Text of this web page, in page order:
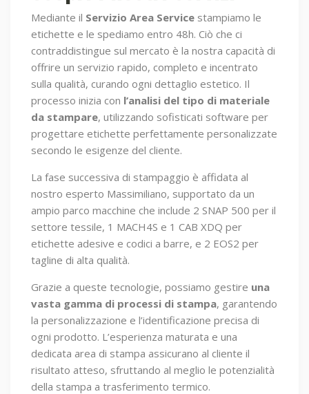
Mediante il Servizio Area Service stampiamo le
etichette e le spediamo entro 48h. Ciò che ci
contraddistingue sul mercato è la nostra capacità di
offrire un servizio rapido, completo e incentrato
sulla qualità, curando ogni dettaglio estetico. Il
processo inizia con l’analisi del tipo di materiale
da stampare, utilizzando sofisticati software per
progettare etichette perfettamente personalizzate
secondo le esigenze del cliente.
La fase successiva di stampaggio è affidata al
nostro esperto Massimiliano, supportato da un
ampio parco macchine che include 2 SNAP 500 per il
settore tessile, 1 MACH4S e 1 CAB XDQ per
etichette adesive e codici a barre, e 2 EOS2 per
tagline di alta qualità.
Grazie a queste tecnologie, possiamo gestire una
vasta gamma di processi di stampa, garantendo
la personalizzazione e l’identificazione precisa di
ogni prodotto. L’esperienza maturata e una
dedicata area di stampa assicurano al cliente il
risultato atteso, sfruttando al meglio le potenzialità
della stampa a trasferimento termico.